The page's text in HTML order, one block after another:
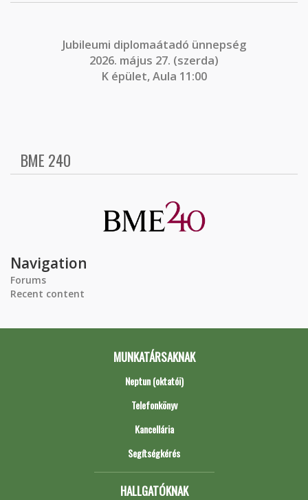
Jubileumi diplomaátadó ünnepség
2026. május 27. (szerda)
K épület, Aula 11:00
BME 240
Navigation
Forums
Recent content
MUNKATÁRSAKNAK
Neptun (oktatói)
Telefonkönyv
Kancellária
Segítségkérés
HALLGATÓKNAK